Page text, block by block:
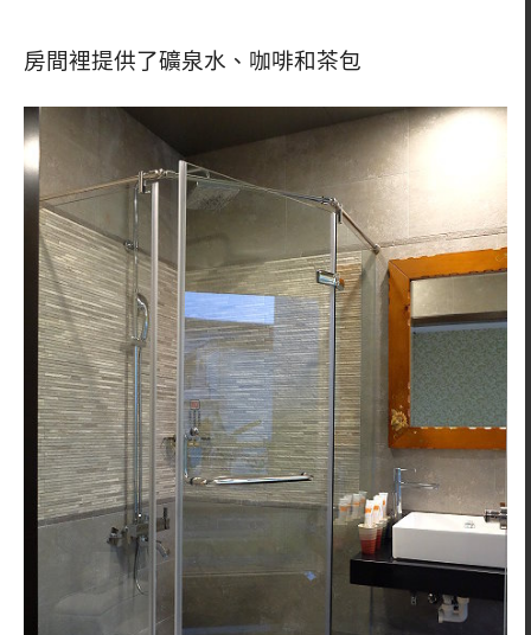
房間裡提供了礦泉水、咖啡和茶包